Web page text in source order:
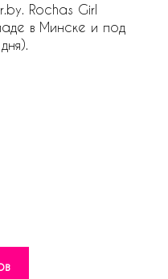
Rochas Girl
в Минске и под